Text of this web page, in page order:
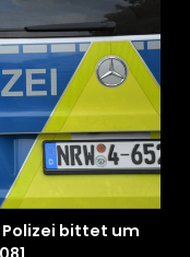
Polizei bittet um